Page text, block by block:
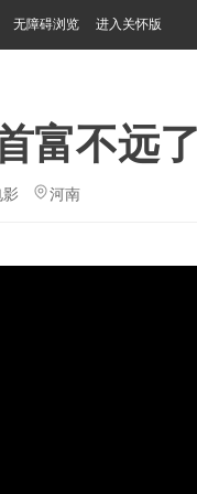
无障碍浏览 进入关怀版
富不远
河南